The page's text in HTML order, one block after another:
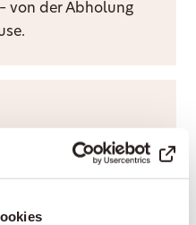
von der Abholung
Ihre Angehörigen –
aktive Sitzwache,